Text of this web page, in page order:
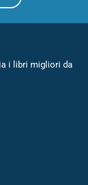
i libri migliori da